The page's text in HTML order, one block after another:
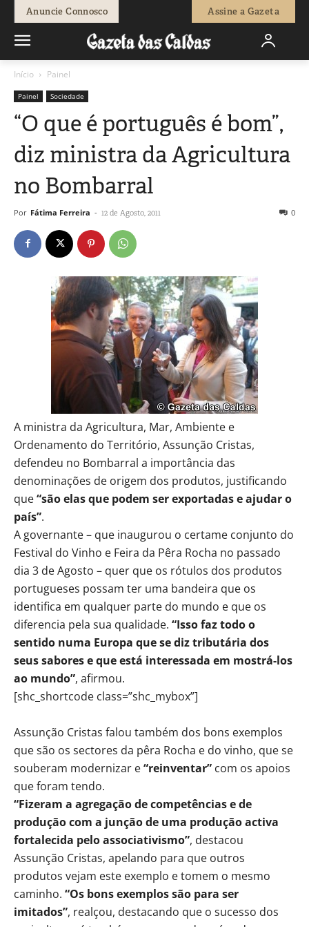
Anuncie Connosco Assine a Gazeta
Início Painel
Painel Sociedade
“O que é português é bom”,
diz ministra da Agricultura
no Bombarral
Por Fátima Ferreira - 12 de Agosto, 2011 0
A ministra da Agricultura, Mar, Ambiente e
Ordenamento do Território, Assunção Cristas,
defendeu no Bombarral a importância das
denominações de origem dos produtos, justificando
que“são elas que podem ser exportadas e ajudar o
país”.
A governante – que inaugurou o certame conjunto do
Festival do Vinho e Feira da Pêra Rocha no passado
dia 3 de Agosto – quer que os rótulos dos produtos
portugueses possam ter uma bandeira que os
identifica em qualquer parte do mundo e que os
diferencia pela sua qualidade. “Isso faz todo o
sentido numa Europa que se diz tributária dos
seus sabores e que está interessada em mostrá-los
ao mundo”, afirmou.
[shc_shortcode class=”shc_mybox”]
Assunção Cristas falou também dos bons exemplos
que são os sectores da pêra Rocha e do vinho, que se
souberam modernizar e“reinventar” com os apoios
que foram tendo.
“Fizeram a agregação de competências e de
produção com a junção de uma produção activa
fortalecida pelo associativismo”, destacou
Assunção Cristas, apelando para que outros
produtos vejam este exemplo e tomem o mesmo
caminho. “Os bons exemplos são para ser
imitados”, realçou, destacando que o sucesso dos